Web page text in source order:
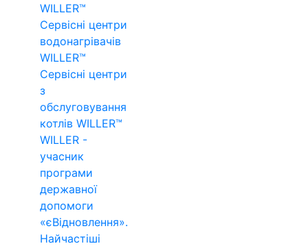
WILLER™
Сервісні центри
водонагрівачів
WILLER™
Сервісні центри
з
обслуговування
котлів WILLER™
WILLER -
учасник
програми
державної
допомоги
«єВідновлення».
Найчастіші